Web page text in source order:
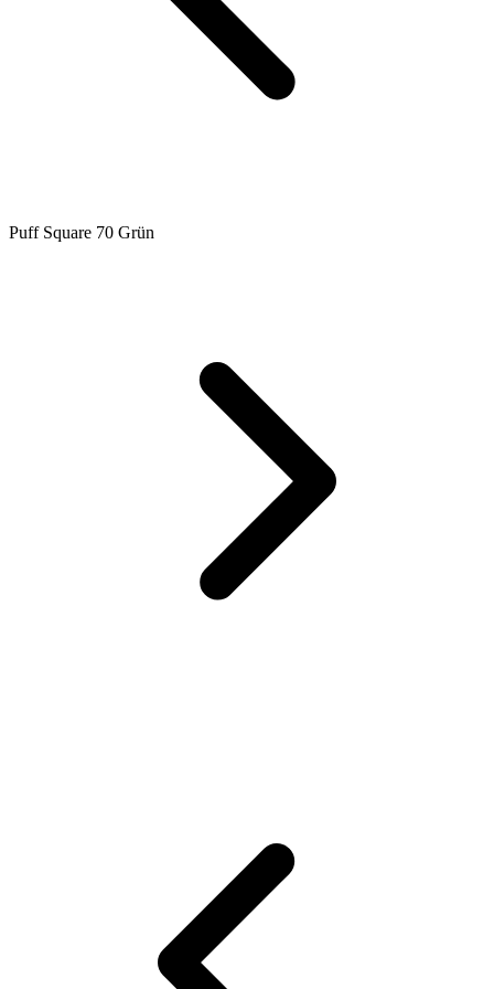
Puff Square 70 Grün